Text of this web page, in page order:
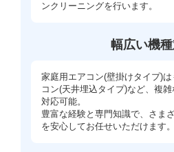
ンクリーニングを行います。
幅広い機
家庭用エアコン(壁掛けタイプ)
コン(天井埋込タイプ)など、複
対応可能。
豊富な経験と専門知識で、さま
を安心してお任せいただけます。